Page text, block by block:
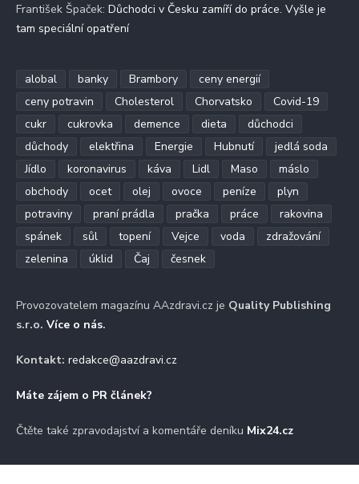
František Špaček: Důchodci v Česku zamíří do práce. Vyšle je
tam speciální opatření
alobal banky Brambory
ceny energií
ceny potravin
Cholesterol Chorvatsko
Covid-19
cukr
cukrovka demence dieta
důchodci
důchody
elektřina Energie Hubnutí
jedlá soda
Jídlo
koronavirus káva Lidl Maso
máslo
obchody
ocet olej ovoce peníze
plyn
potraviny
praní prádla pračka práce
rakovina
spánek
sůl topení Vejce voda
zdražování
zelenina
úklid Čaj česnek
Provozovatelem magazínu AAzdravi.cz je Quality Publishing
s.r.o. Více o nás.
Kontakt: redakce@aazdravi.cz
Máte zájem o PR článek?
Čtěte také zpravodajství a komentáře deníku Mix24.cz